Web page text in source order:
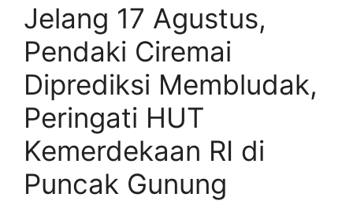
Jelang 17 Agustus,
Pendaki Ciremai
Diprediksi Membludak,
Peringati HUT
Kemerdekaan RI di
Puncak Gunung